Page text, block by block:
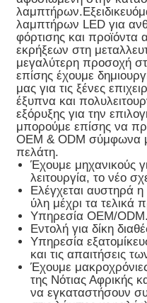
λαμπτήρων LED για
φόρτισης και προϊόντα
εκρήξεων στη
μεγαλύτερη προσοχή
επίσης έχουμε
μας για τις ξένες
έξυπνα και
εξόρυξης για την
μπορούμε επίσης να
OEM & ODM σύμφωνα
πελάτη.
Έχουμε μηχανικούς
λειτουργία, το νέο
Ελέγχεται αυστηρά
ύλη μέχρι τα τελικά
Υπηρεσία OEM/ODM.
Εντολή για δίκη
Υπηρεσία
και τις απαιτήσεις
Έχουμε
της Νότιας Αφρικής
να εγκαταστήσουν